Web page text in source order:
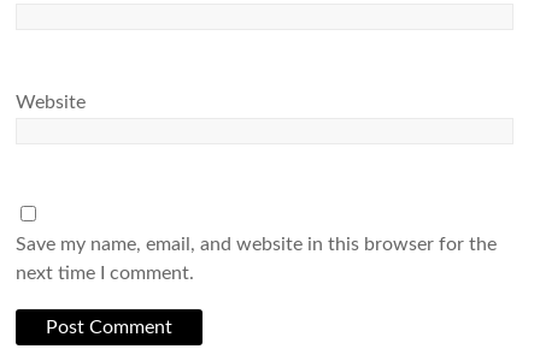
Website
Save my name, email, and website in this browser for the
next time I comment.